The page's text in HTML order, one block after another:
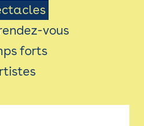
vous
forts